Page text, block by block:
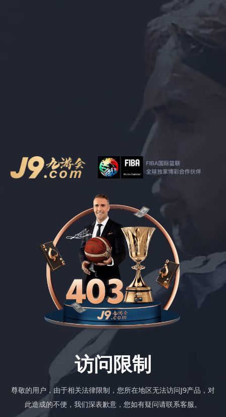
访问限制
尊敬的用户，由于相关法律限制，您所在地区无法访问J9产品，对
此造成的不便，我们深表歉意，您如有疑问请联系客服。